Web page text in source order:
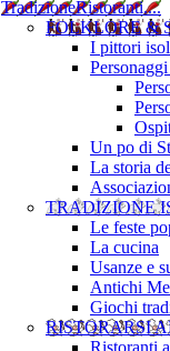
TradizioneRistoranti....
FOLKLORE &
I pittori
Un po di
La storia
TRADIZIONE
Le feste
La cucina
Usanze e
Antichi
Giochi
RISTORARSI
Ristoranti